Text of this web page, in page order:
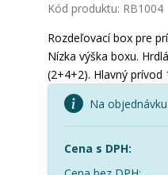
Kód produktu: RB1004
Rozdeľovací box pre
Nízka výška boxu.
(2+4+2). Hlavný prívod
Na objednávku
Cena s DPH: